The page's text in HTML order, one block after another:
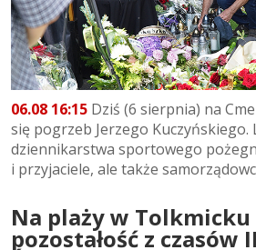
06.08 16:15 Dziś (6 sierpnia) na
się pogrzeb Jerzego
dziennikarstwa sportowego
i przyjaciele, ale także
Na plaży w
pozostałość z czasów